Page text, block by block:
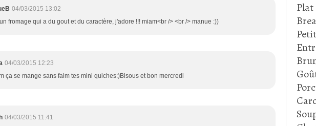
04/03/2015 13:02
fromage qui a du gout et du caractère, j'adore !!! miam<br /> <br /> manue :))
04/03/2015 12:23
ça se mange sans faim tes mini quiches:)Bisous et bon mercredi
04/03/2015 11:41
Porc